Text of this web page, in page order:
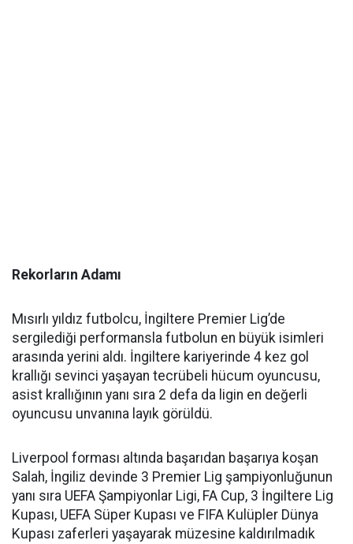
Rekorların Adamı
Mısırlı yıldız futbolcu, İngiltere Premier Lig’de
sergilediği performansla futbolun en büyük isimleri
arasında yerini aldı. İngiltere kariyerinde 4 kez gol
krallığı sevinci yaşayan tecrübeli hücum oyuncusu,
asist krallığının yanı sıra 2 defa da ligin en değerli
oyuncusu unvanına layık görüldü.
Liverpool forması altında başarıdan başarıya koşan
Salah, İngiliz devinde 3 Premier Lig şampiyonluğunun
yanı sıra UEFA Şampiyonlar Ligi, FA Cup, 3 İngiltere Lig
Kupası, UEFA Süper Kupası ve FIFA Kulüpler Dünya
Kupası zaferleri yaşayarak müzesine kaldırılmadık